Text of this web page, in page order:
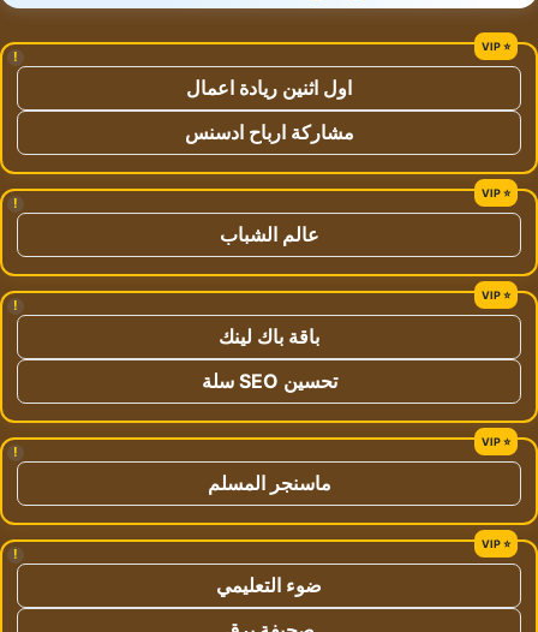
!
اول اثنين ريادة اعمال
مشاركة ارباح ادسنس
!
عالم الشباب
!
باقة باك لينك
تحسين SEO سلة
!
ماسنجر المسلم
!
ضوء التعليمي